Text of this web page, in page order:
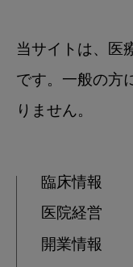
当サイトは、医
です。一般の方
りません。
臨床情報
医院経営
開業情報